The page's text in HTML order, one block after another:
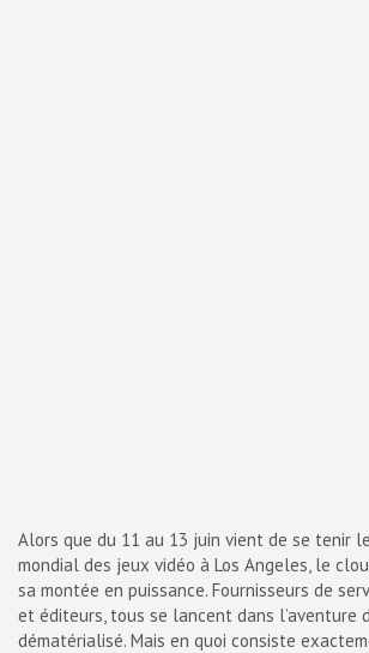
Alors que du 11 au 13 juin vient de se tenir
mondial des jeux vidéo à Los Angeles, le
sa montée en puissance. Fournisseurs de
et éditeurs, tous se lancent dans l’aventure
dématérialisé. Mais en quoi consiste